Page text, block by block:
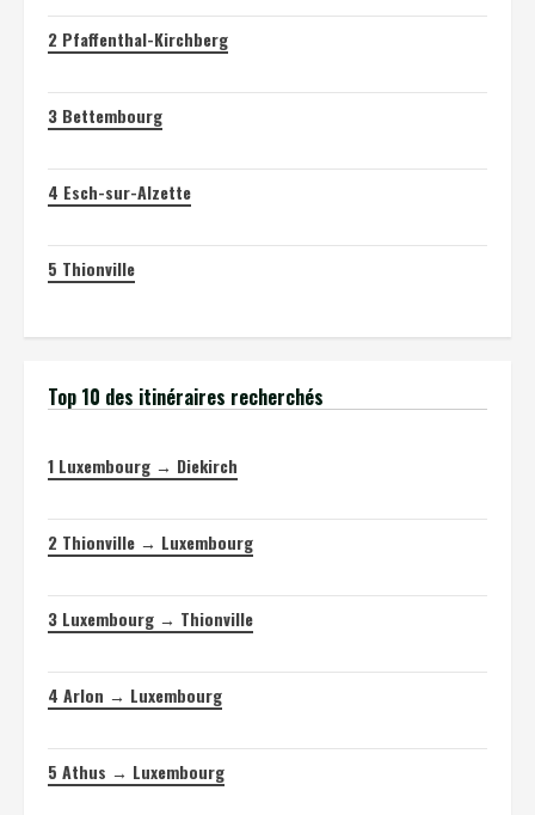
2 Pfaffenthal-Kirchberg
3 Bettembourg
4 Esch-sur-Alzette
5 Thionville
Top 10 des itinéraires recherchés
1 Luxembourg → Diekirch
2 Thionville → Luxembourg
3 Luxembourg → Thionville
4 Arlon → Luxembourg
5 Athus → Luxembourg